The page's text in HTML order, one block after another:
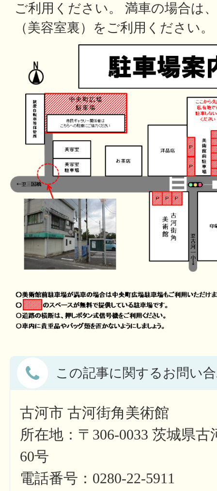
ご利用ください。 満車の場合は
（美容室裏）をご利用ください。
この記事に関するお問い
古河市 古河街角美術館
所在地：〒306-0033 茨城県
60号
電話番号：0280-22-5911